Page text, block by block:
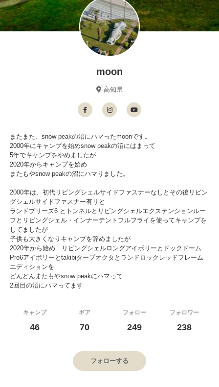
moon
高知県
またまた、snow peakの沼にハマったmoonです。
2000年にキャンプを始めsnow peakの沼にはまって
5年でキャンプをやめましたが
2020年からキャンプを始め
またもやsnow peakの沼にハマりました。
2000年は、初代リビングシェルサイドファスナーなしとその後リビン
グシェルサイドファスナー有リと
ランドブリーズ6 とトンネルとリビングシェルエクステンションルー
フとリビングシェル・インナーテントフルフライを使ってキャンプを
してましたが
子供も大きくなりキャンプを辞めましたが
2020年から始め リビングシェルロングアイボリーとドックドーム
Pro6アイボリーとtakibiタープオクタとランドロックレッドフレーム
エディションを
どんどんまたもやsnow peakにハマって
2回目の沼にハマってます
キャンプ
46
ギア
70
フォロー
249
フォロワー
238
フォローする